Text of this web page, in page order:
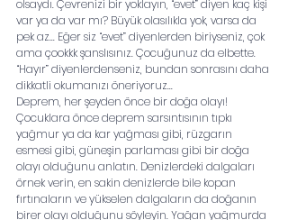
olsaydı. Çevrenizi bir yoklayın, “evet” diyen kaç kişi
var ya da var mı? Büyük olasılıkla yok, varsa da
pek az... Eğer siz “evet” diyenlerden biriyseniz, çok
ama çookkk şanslısınız. Çocuğunuz da elbette.
“Hayır” diyenlerdenseniz, bundan sonrasını daha
dikkatli okumanızı öneriyoruz...
Deprem, her şeyden önce bir doğa olayı!
Çocuklara önce deprem sarsıntısının tıpkı
yağmur ya da kar yağması gibi, rüzgarın
esmesi gibi, güneşin parlaması gibi bir doğa
olayı olduğunu anlatın. Denizlerdeki dalgaları
örnek verin, en sakin denizlerde bile kopan
fırtınaların ve yükselen dalgaların da doğanın
birer olayı olduğunu söyleyin. Yağan yağmurda